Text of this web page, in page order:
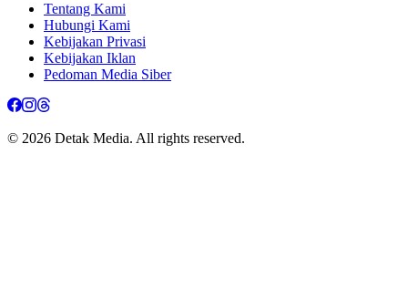
Tentang Kami
Hubungi Kami
Kebijakan Privasi
Kebijakan Iklan
Pedoman Media Siber
© 2026 Detak Media. All rights reserved.